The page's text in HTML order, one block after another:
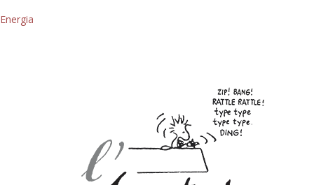
Energia